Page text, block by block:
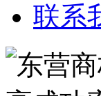
联系